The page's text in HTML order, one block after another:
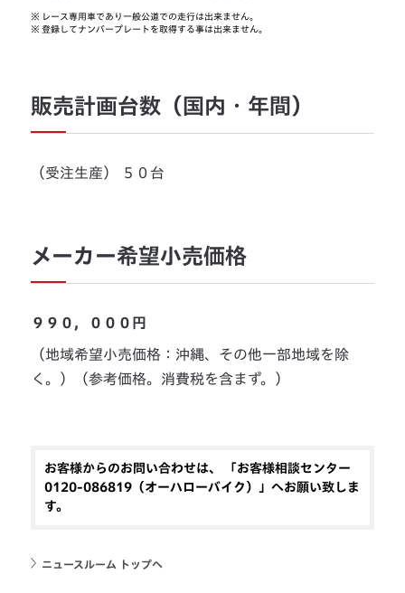
※ レース専用車であり一般公道での走行は出来ません。
※ 登録してナンバープレートを取得する事は出来ません。
販売計画台数（国内・年間）
（受注生産） ５０台
メーカー希望小売価格
９９０，０００円
（地域希望小売価格：沖縄、その他一部地域を除
く。）（参考価格。消費税を含まず。）
お客様からのお問い合わせは、 「お客様相談センター
0120-086819（オーハローバイク）」へお願い致しま
す。
ニュースルーム トップへ